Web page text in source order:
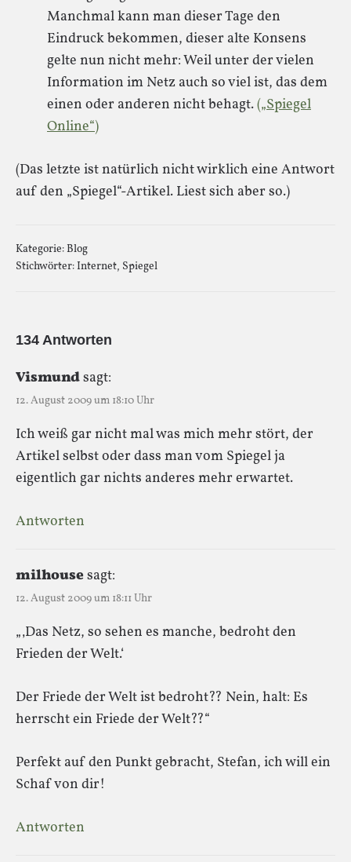
Manchmal kann man dieser Tage den
Eindruck bekommen, dieser alte Konsens
gelte nun nicht mehr: Weil unter der vielen
Information im Netz auch so viel ist, das dem
einen oder anderen nicht behagt.(„Spiegel
Online“)
(Das letzte ist natürlich nicht wirklich eine Antwort
auf den „Spiegel“-Artikel. Liest sich aber so.)
Kategorie:Blog
Stichwörter:Internet, Spiegel
134 Antworten
Vismundsagt:
12. August 2009 um 18:10 Uhr
Ich weiß gar nicht mal was mich mehr stört, der
Artikel selbst oder dass man vom Spiegel ja
eigentlich gar nichts anderes mehr erwartet.
Antworten
milhousesagt:
12. August 2009 um 18:11 Uhr
„‚Das Netz, so sehen es manche, bedroht den
Frieden der Welt.‘
Der Friede der Welt ist bedroht?? Nein, halt: Es
herrscht ein Friede der Welt??“
Perfekt auf den Punkt gebracht, Stefan, ich will ein
Schaf von dir!
Antworten